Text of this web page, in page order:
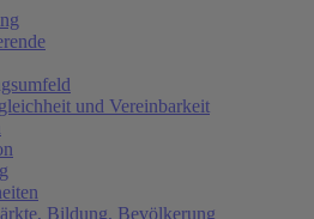
und Vereinbarkeit
Bildung, Bevölkerung